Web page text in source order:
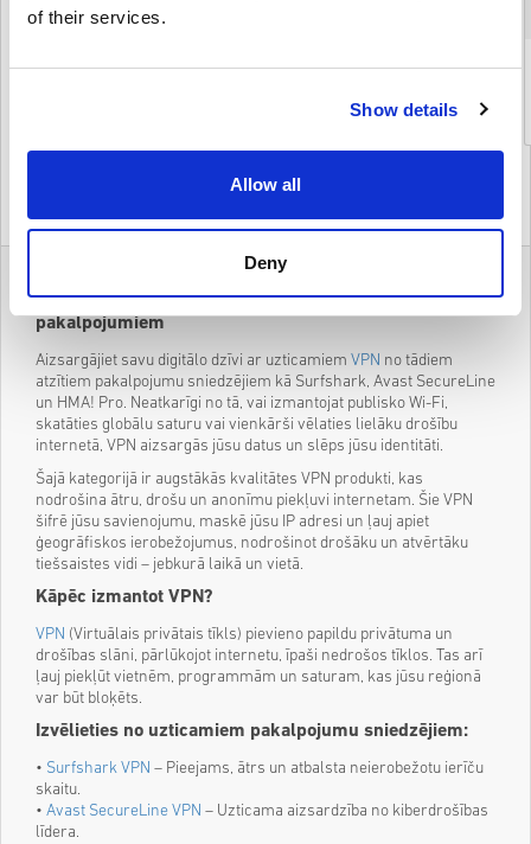
of their services.
Show details
Allow all
Deny
Details
Palieciet privāti & droši tiešsaistē ar labākajiem VPN
pakalpojumiem
Aizsargājiet savu digitālo dzīvi ar uzticamiem VPN no tādiem
atzītiem pakalpojumu sniedzējiem kā Surfshark, Avast SecureLine
un HMA! Pro. Neatkarīgi no tā, vai izmantojat publisko Wi-Fi,
skatāties globālu saturu vai vienkārši vēlaties lielāku drošību
internetā, VPN aizsargās jūsu datus un slēps jūsu identitāti.
Šajā kategorijā ir augstākās kvalitātes VPN produkti, kas
nodrošina ātru, drošu un anonīmu piekļuvi internetam. Šie VPN
šifrē jūsu savienojumu, maskē jūsu IP adresi un ļauj apiet
ģeogrāfiskos ierobežojumus, nodrošinot drošāku un atvērtāku
tiešsaistes vidi – jebkurā laikā un vietā.
Kāpēc izmantot VPN?
VPN (Virtuālais privātais tīkls) pievieno papildu privātuma un
drošības slāni, pārlūkojot internetu, īpaši nedrošos tīklos. Tas arī
ļauj piekļūt vietnēm, programmām un saturam, kas jūsu reģionā
var būt bloķēts.
Izvēlieties no uzticamiem pakalpojumu sniedzējiem:
• Surfshark VPN – Pieejams, ātrs un atbalsta neierobežotu ierīču
skaitu.
• Avast SecureLine VPN – Uzticama aizsardzība no kiberdrošības
līdera.